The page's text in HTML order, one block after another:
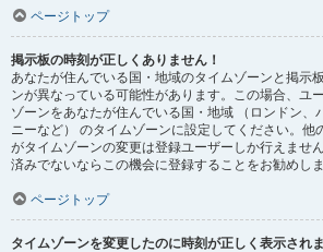
ページトップ
掲示板の時刻が正しくありません！
あなたが住んでいる国・地域のタイムゾーンと掲示
ンが異なっている可能性があります。この場合、ユ
ゾーンをあなたが住んでいる国・地域 （ロンドン、
ニーなど） のタイムゾーンに設定してください。他
がタイムゾーンの変更は登録ユーザーしか行えませ
済みでないならこの機会に登録することをお勧めしま
ページトップ
タイムゾーンを変更したのに時刻が正しく表示され